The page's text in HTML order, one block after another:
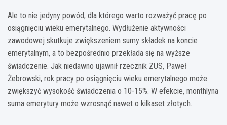
Ale to nie jedyny powód, dla którego warto rozważyć pracę po
osiągnięciu wieku emerytalnego. Wydłużenie aktywności
zawodowej skutkuje zwiększeniem sumy składek na koncie
emerytalnym, a to bezpośrednio przekłada się na wyższe
świadczenie. Jak niedawno ujawnił rzecznik ZUS, Paweł
Żebrowski, rok pracy po osiągnięciu wieku emerytalnego może
zwiększyć wysokość świadczenia o 10-15%. W efekcie, monthlyna
suma emerytury może wzrosnąć nawet o kilkaset złotych.